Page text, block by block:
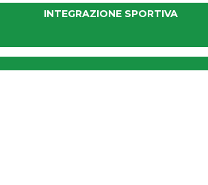
INTEGRAZIONE SPORTIVA